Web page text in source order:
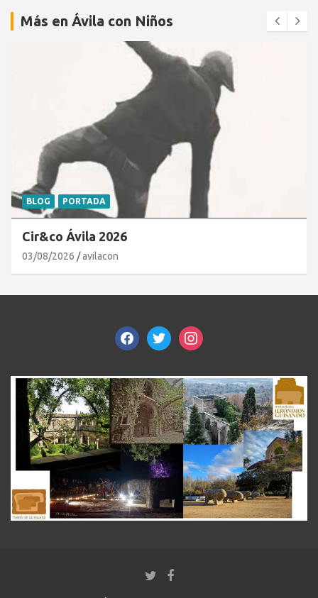
Más en Ávila con Niños
BLOG PORTADA
Cir&co Ávila 2026
03/08/2026 avilacon
facebooktwitterinstagram